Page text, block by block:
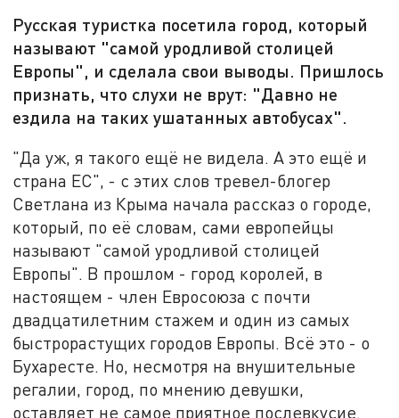
Русская туристка посетила город, который
называют "самой уродливой столицей
Европы", и сделала свои выводы. Пришлось
признать, что слухи не врут: "Давно не
ездила на таких ушатанных автобусах".
"Да уж, я такого ещё не видела. А это ещё и
страна ЕС", - с этих слов тревел-блогер
Светлана из Крыма начала рассказ о городе,
который, по её словам, сами европейцы
называют "самой уродливой столицей
Европы". В прошлом - город королей, в
настоящем - член Евросоюза с почти
двадцатилетним стажем и один из самых
быстрорастущих городов Европы. Всё это - о
Бухаресте. Но, несмотря на внушительные
регалии, город, по мнению девушки,
оставляет не самое приятное послевкусие.